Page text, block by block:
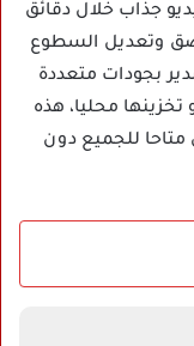
جذاب خلال دقائق
وتعديل السطوع
بجودات متعددة
محليا، هذه
متاحا للجميع دون